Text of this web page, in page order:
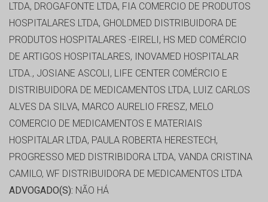
LTDA, DROGAFONTE LTDA, FIA COMERCIO DE PRODUTOS
HOSPITALARES LTDA, GHOLDMED DISTRIBUIDORA DE
PRODUTOS HOSPITALARES -EIRELI, HS MED COMÉRCIO
DE ARTIGOS HOSPITALARES, INOVAMED HOSPITALAR
LTDA., JOSIANE ASCOLI, LIFE CENTER COMÉRCIO E
DISTRIBUIDORA DE MEDICAMENTOS LTDA, LUIZ CARLOS
ALVES DA SILVA, MARCO AURELIO FRESZ, MELO
COMERCIO DE MEDICAMENTOS E MATERIAIS
HOSPITALAR LTDA, PAULA ROBERTA HERESTECH,
PROGRESSO MED DISTRIBIDORA LTDA, VANDA CRISTINA
CAMILO, WF DISTRIBUIDORA DE MEDICAMENTOS LTDA
ADVOGADO(S): NÃO HÁ